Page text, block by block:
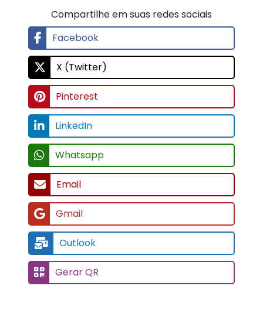
Compartilhe em suas redes sociais
Facebook
X (Twitter)
Pinterest
LinkedIn
Whatsapp
Email
Gmail
Outlook
Gerar QR